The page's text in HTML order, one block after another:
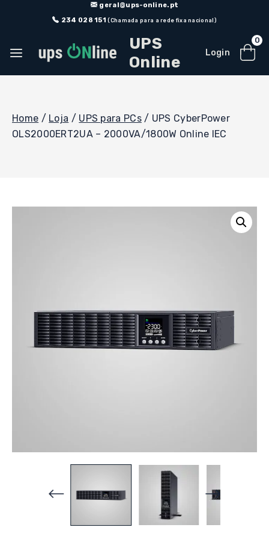
geral@ups-online.pt
234 028 151 (Chamada para a rede fixa nacional)
UPS
Online
Login
0
Home / Loja / UPS para PCs / UPS CyberPower
OLS2000ERT2UA – 2000VA/1800W Online IEC